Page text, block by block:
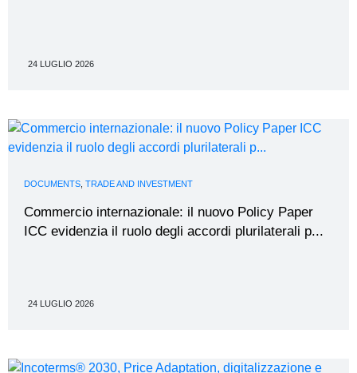
24 LUGLIO 2026
DOCUMENTS TRADE AND INVESTMENT
Commercio internazionale: il nuovo Policy Paper
ICC evidenzia il ruolo degli accordi plurilaterali p...
24 LUGLIO 2026